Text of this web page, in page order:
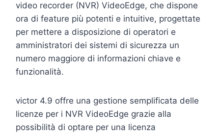
video recorder (NVR) VideoEdge, che dispone
ora di feature più potenti e intuitive, progettate
per mettere a disposizione di operatori e
amministratori dei sistemi di sicurezza un
numero maggiore di informazioni chiave e
funzionalità.
victor 4.9 offre una gestione semplificata delle
licenze per i NVR VideoEdge grazie alla
possibilità di optare per una licenza